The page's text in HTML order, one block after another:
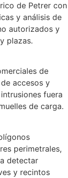
de Petrer con
y análisis de
autorizados y
plazas.
de
accesos y
fuera
de carga.
perimetrales,
detectar
y recintos